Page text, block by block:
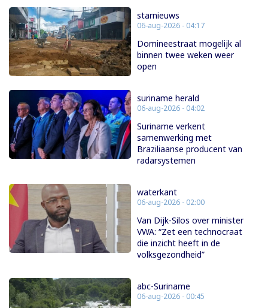
starnieuws
06-aug-2026 - 04:17
Domineestraat mogelijk al
binnen twee weken weer
open
suriname herald
06-aug-2026 - 04:02
Suriname verkent
samenwerking met
Braziliaanse producent van
radarsystemen
waterkant
06-aug-2026 - 02:00
Van Dijk-Silos over minister
VWA: “Zet een technocraat
die inzicht heeft in de
volksgezondheid”
abc-Suriname
06-aug-2026 - 00:45